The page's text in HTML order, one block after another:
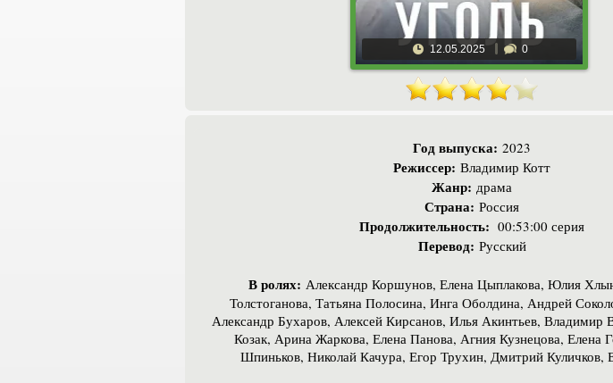
12.05.2025 0
Год выпуска: 2023
Режиссер: Владимир Котт
Жанр: драма
Страна: Россия
Продолжительность: 00:53:00 серия
Перевод: Русский
В ролях: Александр Коршунов, Елена Цыплакова, Юлия
Толстоганова, Татьяна Полосина, Инга Оболдина, Андрей
Александр Бухаров, Алексей Кирсанов, Илья Акинтьев, Владимир
Козак, Арина Жаркова, Елена Панова, Агния Кузнецова, Елена
Шпиньков, Николай Качура, Егор Трухин, Дмитрий Куличков,